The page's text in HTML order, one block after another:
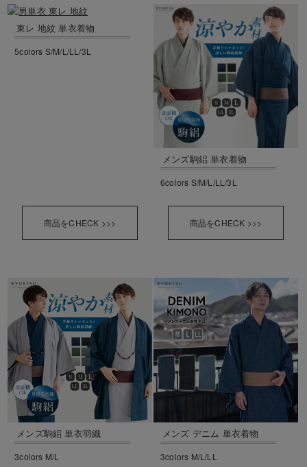
東レ 地紋 単衣着物
5colors S/M/L/LL/3L
商品をCHECK >>>
メンズ駒絽 単衣着物
6colors S/M/L/LL/3L
商品をCHECK >>>
メンズ駒絽 単衣羽織
3colors M/L
メンズ デニム 単衣着物
3colors M/L/LL